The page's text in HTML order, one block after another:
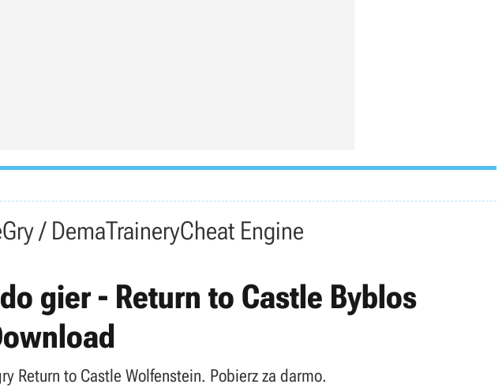
Gry / DemaTraineryCheat Engine
gier - Return to Castle Byblos
Return to Castle Wolfenstein. Pobierz za darmo.